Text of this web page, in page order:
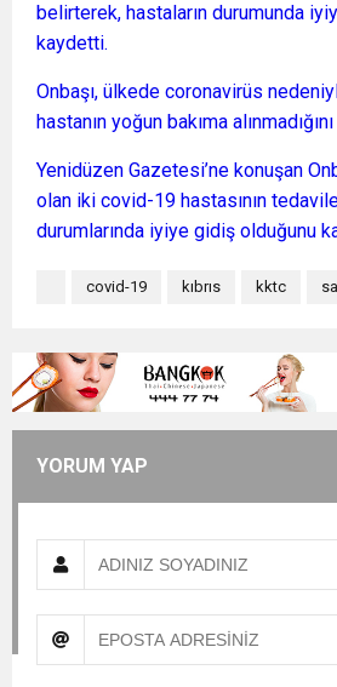
belirterek, hastaların durumunda
kaydetti.
Onbaşı, ülkede coronavirüs
hastanın yoğun bakıma
Yenidüzen Gazetesi’ne konuşan
olan iki covid-19 hastasının
durumlarında iyiye gidiş olduğunu
covid-19 kıbrıs kktc
YORUM YAP